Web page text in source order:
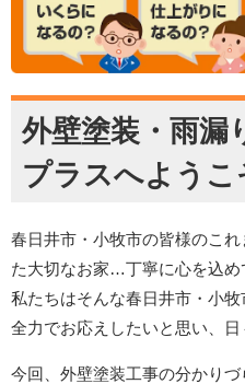
外壁塗装・雨漏
プラスへようこ
春日井市・小牧市の皆様のこ
た大切なお家…丁寧に心を込め
私たちはそんな春日井市・小
全力でお応えしたいと思い、日
今回、外壁塗装工事の分かり